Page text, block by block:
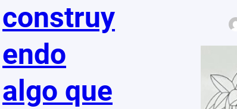
construy
endo
algo que